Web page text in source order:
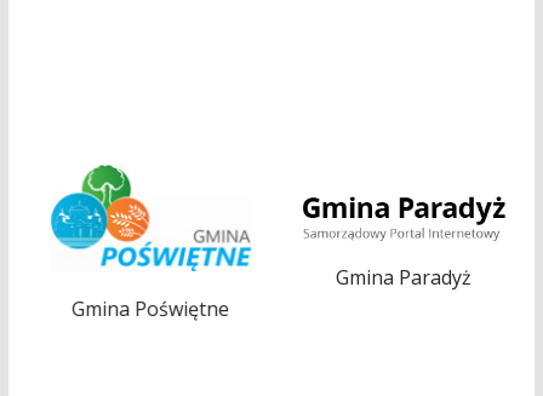
Gmina Poświętne
Gmina Paradyż